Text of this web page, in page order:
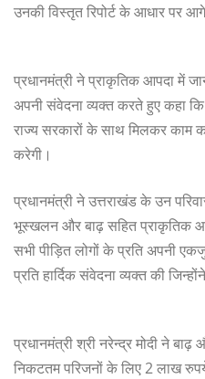
उनकी विस्तृत रिपोर्ट के आधार पर
प्रधानमंत्री ने प्राकृतिक आपदा में
अपनी संवेदना व्यक्त करते हुए कहा
राज्य सरकारों के साथ मिलकर काम
करेगी।
प्रधानमंत्री ने उत्तराखंड के उन
भूस्खलन और बाढ़ सहित प्राकृतिक
सभी पीड़ित लोगों के प्रति अपनी
प्रति हार्दिक संवेदना व्यक्त की
प्रधानमंत्री श्री नरेन्द्र मोदी ने
निकटतम परिजनों के लिए 2 लाख